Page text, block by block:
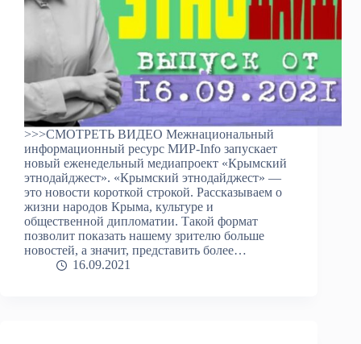
>>>СМОТРЕТЬ ВИДЕО Межнациональный
информационный ресурс МИР-Info запускает
новый еженедельный медиапроект «Крымский
этнодайджест». «Крымский этнодайджест» —
это новости короткой строкой. Рассказываем о
жизни народов Крыма, культуре и
общественной дипломатии. Такой формат
позволит показать нашему зрителю больше
новостей, а значит, представить более…
16.09.2021